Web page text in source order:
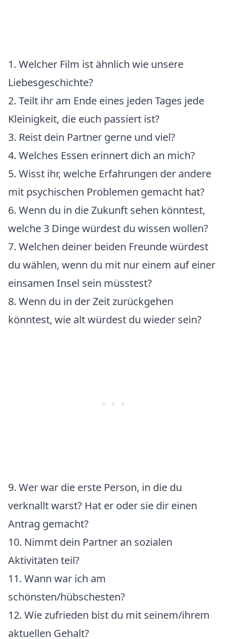
1. Welcher Film ist ähnlich wie unsere
Liebesgeschichte?
2. Teilt ihr am Ende eines jeden Tages jede
Kleinigkeit, die euch passiert ist?
3. Reist dein Partner gerne und viel?
4. Welches Essen erinnert dich an mich?
5. Wisst ihr, welche Erfahrungen der andere
mit psychischen Problemen gemacht hat?
6. Wenn du in die Zukunft sehen könntest,
welche 3 Dinge würdest du wissen wollen?
7. Welchen deiner beiden Freunde würdest
du wählen, wenn du mit nur einem auf einer
einsamen Insel sein müsstest?
8. Wenn du in der Zeit zurückgehen
könntest, wie alt würdest du wieder sein?
9. Wer war die erste Person, in die du
verknallt warst? Hat er oder sie dir einen
Antrag gemacht?
10. Nimmt dein Partner an sozialen
Aktivitäten teil?
11. Wann war ich am
schönsten/hübschesten?
12. Wie zufrieden bist du mit seinem/ihrem
aktuellen Gehalt?